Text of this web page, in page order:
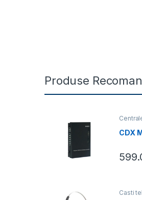
Produse
CDX
Casti